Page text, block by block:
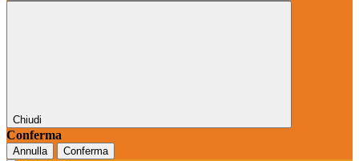
Chiudi
Conferma
Annulla Conferma